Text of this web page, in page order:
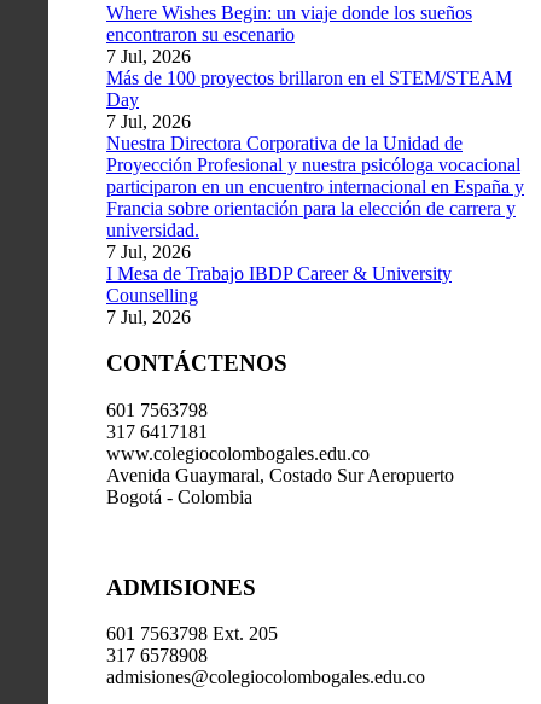
Where Wishes Begin: un viaje donde los sueños
encontraron su escenario
7 Jul, 2026
Más de 100 proyectos brillaron en el STEM/STEAM
Day
7 Jul, 2026
Nuestra Directora Corporativa de la Unidad de
Proyección Profesional y nuestra psicóloga vocacional
participaron en un encuentro internacional en España y
Francia sobre orientación para la elección de carrera y
universidad.
7 Jul, 2026
I Mesa de Trabajo IBDP Career & University
Counselling
7 Jul, 2026
CONTÁCTENOS
601 7563798
317 6417181
www.colegiocolombogales.edu.co
Avenida Guaymaral, Costado Sur Aeropuerto
Bogotá - Colombia
ADMISIONES
601 7563798 Ext. 205
317 6578908
admisiones@colegiocolombogales.edu.co